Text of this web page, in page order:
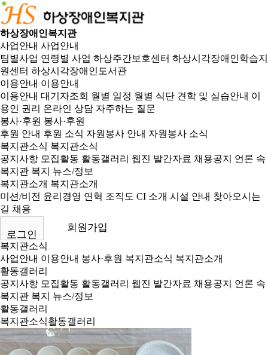
하상장애인복지관
사업안내 사업안내
팀별사업 연령별 사업 하상주간보호센터 하상시각장애인학습지
원센터 하상시각장애인도서관
이용안내 이용안내
이용안내 대기자조회 월별 일정 월별 식단 견학 및 실습안내 이
용인 권리 온라인 상담 자주하는 질문
봉사·후원 봉사·후원
후원 안내 후원 소식 자원봉사 안내 자원봉사 소식
복지관소식 복지관소식
공지사항 모집활동 활동갤러리 웹진 발간자료 채용공지
언론 속
복지관 복지 뉴스/정보
복지관소개 복지관소개
미션/비전 윤리경영 연혁 조직도 CI 소개 시설 안내 찾아오시는
길 채용
로그인
회원가입
복지관소식
사업안내 이용안내 봉사·후원 복지관소식 복지관소개
활동갤러리
공지사항 모집활동 활동갤러리 웹진 발간자료 채용공지
언론 속
복지관 복지 뉴스/정보
활동갤러리
복지관소식활동갤러리